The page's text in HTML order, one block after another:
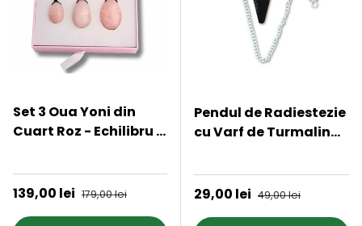
Set 3 Oua Yoni din
Cuart Roz - Echilibru si
Preț de vânzare
139,00 lei Preț obișnuit
179,00 lei
Pendul de Radiestezie
cu Varf de Turmalina
mm
Preț de vânzare
29,00 lei Preț obișnuit
49,00 lei